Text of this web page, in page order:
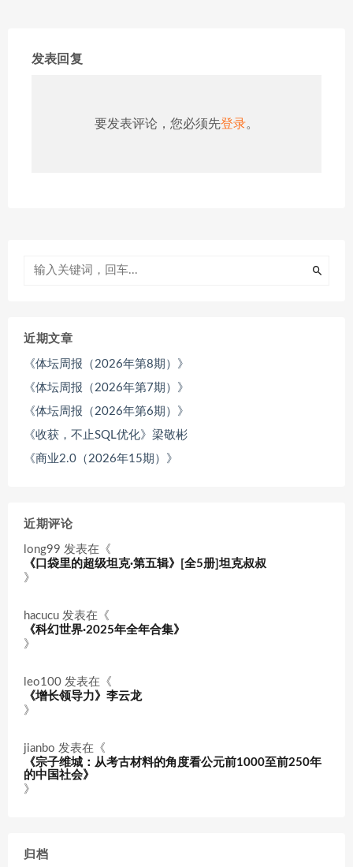
发表回复
要发表评论，您必须先登录。
近期文章
《体坛周报（2026年第8期）》
《体坛周报（2026年第7期）》
《体坛周报（2026年第6期）》
《收获，不止SQL优化》梁敬彬
《商业2.0（2026年15期）》
近期评论
long99 发表在《
《口袋里的超级坦克·第五辑》[全5册]坦克叔叔
》
hacucu 发表在《
《科幻世界·2025年全年合集》
》
leo100 发表在《
《增长领导力》李云龙
》
jianbo 发表在《
《宗子维城：从考古材料的角度看公元前1000至前250年
的中国社会》
》
归档